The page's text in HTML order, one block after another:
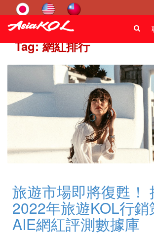
Tag: 網紅排行
旅遊市場即將復甦！
2022年旅遊KOL行銷
AIE網紅評測數據庫